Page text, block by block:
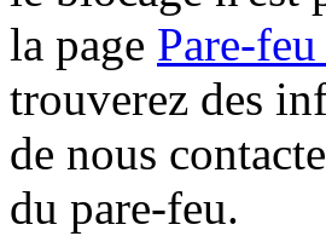
la page Pare-
trouverez des
de nous
du pare-feu.